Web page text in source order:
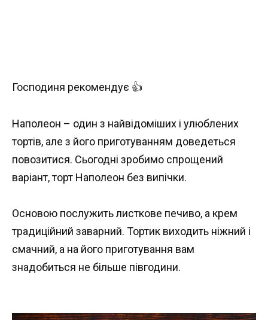
Господиня рекомендує 👍
Наполеон – один з найвідоміших і улюблених
тортів, але з його приготуванням доведеться
повозитися. Сьогодні зробимо спрощений
варіант, торт Наполеон без випічки.
Основою послужить листкове печиво, а крем
традиційний заварний. Тортик виходить ніжний і
смачний, а на його приготування вам
знадобиться не більше півгодини.